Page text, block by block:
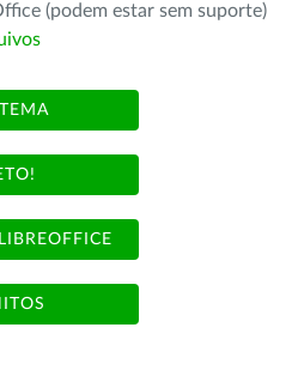
(podem estar sem suporte)